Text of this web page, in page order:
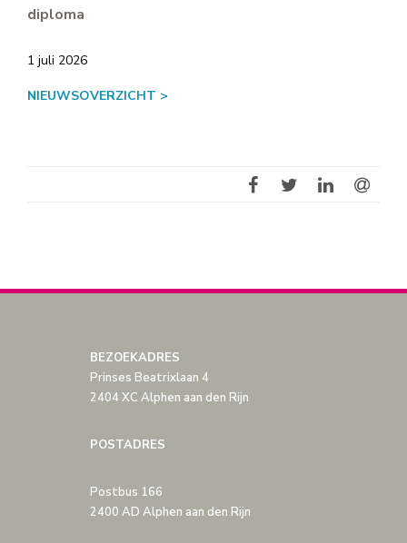
diploma
1 juli 2026
NIEUWSOVERZICHT >
BEZOEKADRES
Prinses Beatrixlaan 4
2404 XC Alphen aan den Rijn
POSTADRES
Postbus 166
2400 AD Alphen aan den Rijn